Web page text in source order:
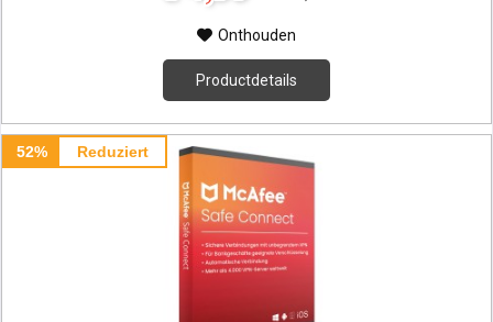
Onthouden
Productdetails
52% Reduziert